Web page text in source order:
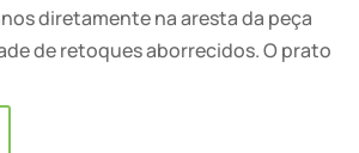
diretamente na aresta da peça
de retoques aborrecidos. O prato